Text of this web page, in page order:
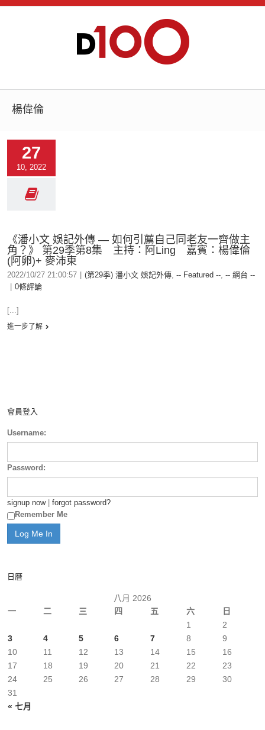
楊偉倫
27
10, 2022
《潘小文 娛記外傳 — 如何引薦自己同老友一齊做主
角？》 第29季第8集 主持：阿Ling 嘉賓：楊偉倫
(阿卵)+ 麥沛東
2022/10/27 21:00:57 (第29季) 潘小文 娛記外傳, -- Featured --, -- 網台 --
0條評論
[...]
進一步了解
會員登入
Username:
Password:
signup now| forgot password?
Remember Me
日曆
八月 2026
一
二 三 四 五 六 日
« 七月
1
2
3
4 5 6 7 8
9
10
11 12 13 14 15
16
17
18 19 20 21 22
23
24
25 26 27 28 29
30
31